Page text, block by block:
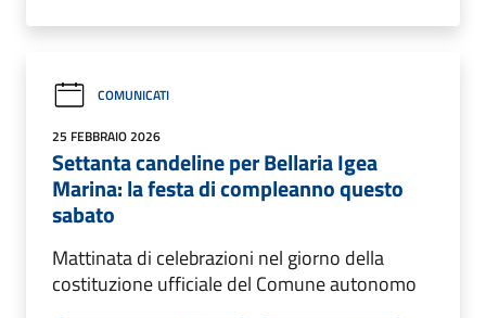
COMUNICATI
25 FEBBRAIO 2026
Settanta candeline per Bellaria Igea
Marina: la festa di compleanno questo
sabato
Mattinata di celebrazioni nel giorno della
costituzione ufficiale del Comune autonomo